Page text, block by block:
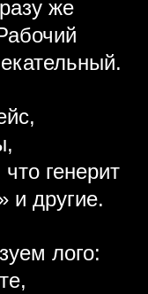
же
генерит
и другие.
лого: